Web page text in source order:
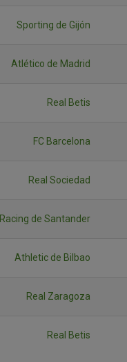
Sporting de Gijón
Atlético de Madrid
Real Betis
FC Barcelona
Real Sociedad
Racing de Santander
Athletic de Bilbao
Real Zaragoza
Real Betis